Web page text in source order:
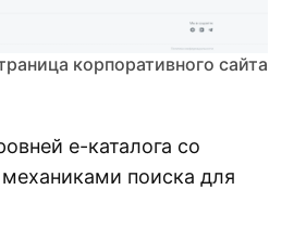
корпоративного сайта
e-каталога со
поиска для